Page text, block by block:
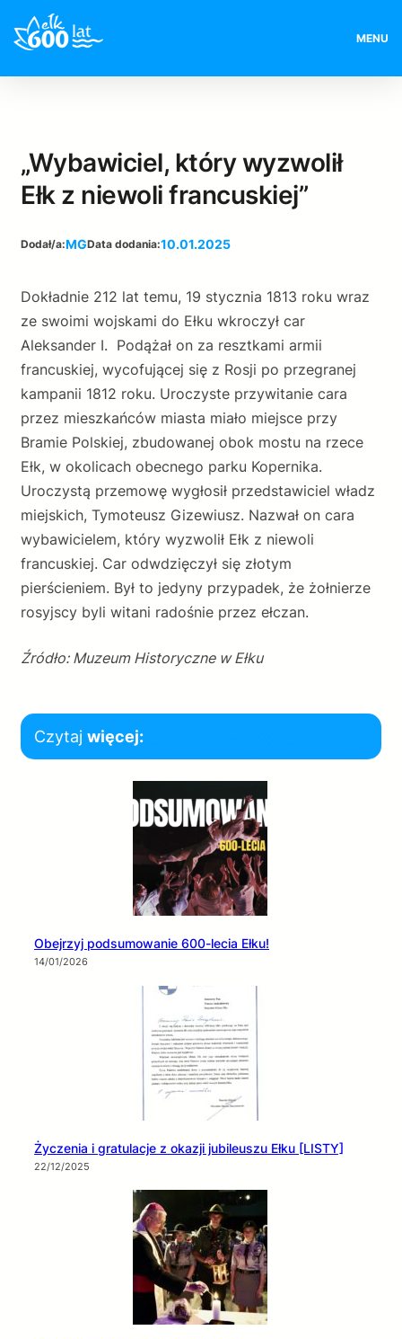
MENU
„Wybawiciel, który wyzwolił
Ełk z niewoli francuskiej”
Dodał/a:MGData dodania:10.01.2025
Dokładnie 212 lat temu, 19 stycznia 1813 roku wraz
ze swoimi wojskami do Ełku wkroczył car
Aleksander I. Podążał on za resztkami armii
francuskiej, wycofującej się z Rosji po przegranej
kampanii 1812 roku. Uroczyste przywitanie cara
przez mieszkańców miasta miało miejsce przy
Bramie Polskiej, zbudowanej obok mostu na rzece
Ełk, w okolicach obecnego parku Kopernika.
Uroczystą przemowę wygłosił przedstawiciel władz
miejskich, Tymoteusz Gizewiusz. Nazwał on cara
wybawicielem, który wyzwolił Ełk z niewoli
francuskiej. Car odwdzięczył się złotym
pierścieniem. Był to jedyny przypadek, że żołnierze
rosyjscy byli witani radośnie przez ełczan.
Źródło: Muzeum Historyczne w Ełku
Czytaj więcej:
Obejrzyj podsumowanie 600-lecia Ełku!
14/01/2026
Życzenia i gratulacje z okazji jubileuszu Ełku [LISTY]
22/12/2025